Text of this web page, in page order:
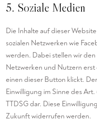
5. Soziale Medien
Die Inhalte auf dieser
sozialen Netzwerken wie
werden. Dabei stellen wir
Netzwerken und Nutzern
einen dieser Button klickt.
Einwilligung im Sinne des Art.
TTDSG dar. Diese
Zukunft widerrufen werden.